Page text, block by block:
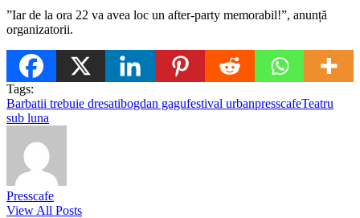
”Iar de la ora 22 va avea loc un after-party memorabil!”, anunță
organizatorii.
Tags:
Barbatii trebuie dresatibogdan gagufestival urbanpresscafeTeatru
sub luna
Presscafe
View All Posts